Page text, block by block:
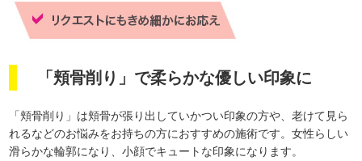
「頬骨削り」で柔らかな優しい印象に
「頬骨削り」は頬骨が張り出していかつい印象の方や、老けて見ら
れるなどのお悩みをお持ちの方におすすめの施術です。女性らしい
滑らかな輪郭になり、小顔でキュートな印象になります。